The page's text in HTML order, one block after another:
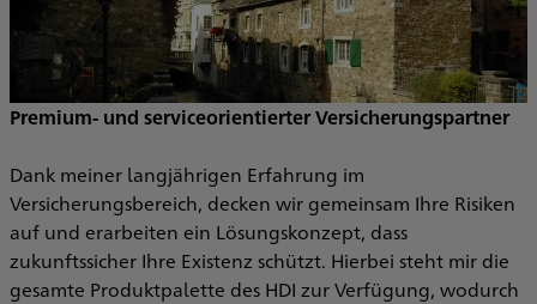
Premium- und serviceorientierter Versicherungspartner
Dank meiner langjährigen Erfahrung im
Versicherungsbereich, decken wir gemeinsam Ihre Risiken
auf und erarbeiten ein Lösungskonzept, dass
zukunftssicher Ihre Existenz schützt. Hierbei steht mir die
gesamte Produktpalette des HDI zur Verfügung, wodurch